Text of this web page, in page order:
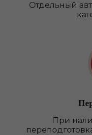
Отдельный
При
Наши